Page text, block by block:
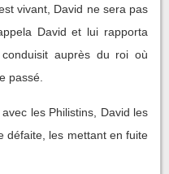
vivant, David ne sera pas
David et lui rapporta
auprès du roi où
passé.
les Philistins, David les
défaite, les mettant en fuite